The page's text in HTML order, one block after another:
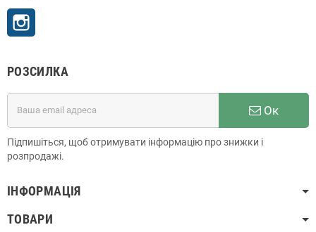
РОЗСИЛКА
Ок
Підпишіться, щоб отримувати інформацію про знижки і
розпродажі.
ІНФОРМАЦІЯ
ТОВАРИ